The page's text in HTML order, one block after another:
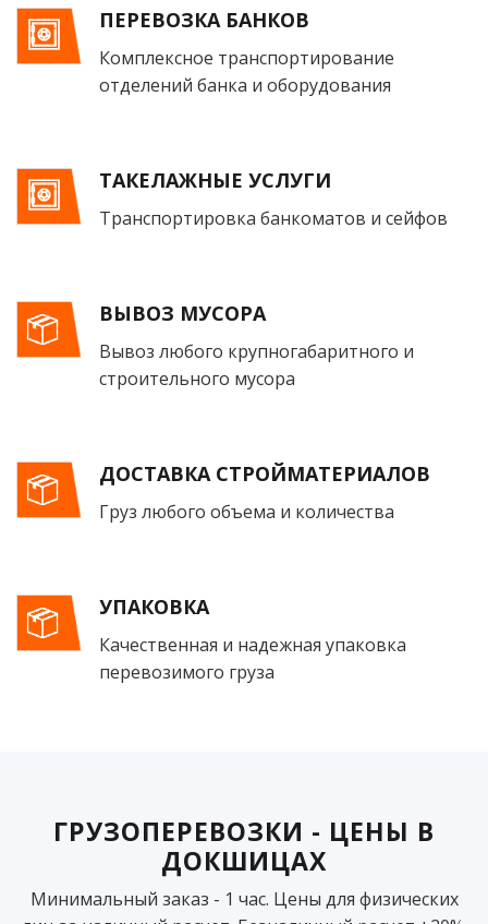
ПЕРЕВОЗКА БАНКОВ
Комплексное транспортирование
отделений банка и оборудования
ТАКЕЛАЖНЫЕ УСЛУГИ
Транспортировка банкоматов и сейфов
ВЫВОЗ МУСОРА
Вывоз любого крупногабаритного и
строительного мусора
ДОСТАВКА СТРОЙМАТЕРИАЛОВ
Груз любого объема и количества
УПАКОВКА
Качественная и надежная упаковка
перевозимого груза
ГРУЗОПЕРЕВОЗКИ - ЦЕНЫ В
ДОКШИЦАХ
Минимальный заказ - 1 час. Цены для физических